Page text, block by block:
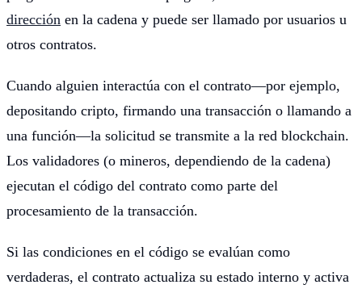
dirección en la cadena y puede ser llamado por usuarios u
otros contratos.
Cuando alguien interactúa con el contrato—por ejemplo,
depositando cripto, firmando una transacción o llamando a
una función—la solicitud se transmite a la red blockchain.
Los validadores (o mineros, dependiendo de la cadena)
ejecutan el código del contrato como parte del
procesamiento de la transacción.
Si las condiciones en el código se evalúan como
verdaderas, el contrato actualiza su estado interno y activa